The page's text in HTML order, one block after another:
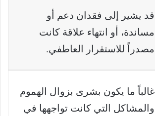
قد يشير إلى فقدان دعم أو
مساندة، أو انتهاء علاقة كانت
مصدراً للاستقرار العاطفي.
غالباً ما يكون بشرى بزوال الهموم
والمشاكل التي كانت تواجهها في